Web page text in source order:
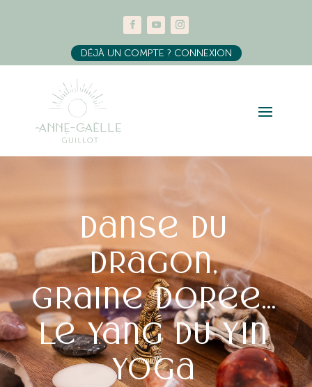
DÉJÀ UN COMPTE ? CONNEXION
Danse du
Dragon,
Graine dorée…
le yang du Yin
Yoga